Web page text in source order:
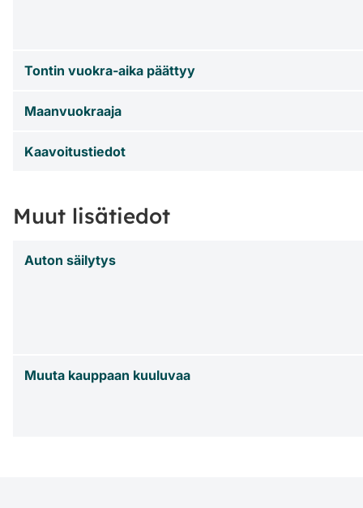
Tontin vuokra-aika päättyy
Maanvuokraaja
Kaavoitustiedot
Muut lisätiedot
Auton säilytys
Muuta kauppaan kuuluvaa